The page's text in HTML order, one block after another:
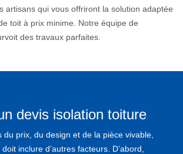
artisans qui vous offriront la solution adaptée
toit à prix minime. Notre équipe de
des travaux parfaites.
devis isolation toiture
du prix, du design et de la pièce vivable,
inclure d’autres facteurs. D’abord,